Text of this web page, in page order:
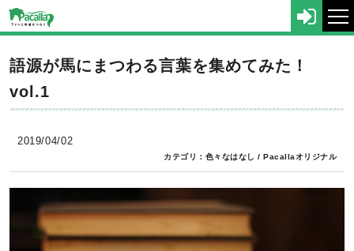
語源が馬にまつわる言葉を集めてみた！
vol.1
2019/04/02
カテゴリ： 色々なはなし /Pacallaオリジナル